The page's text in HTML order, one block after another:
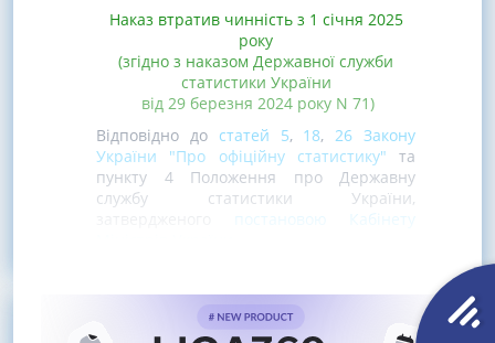
Наказ втратив чинність з 1 січня 2025
року
(згідно з наказом Державної служби
статистики України
від 29 березня 2024 року N 71)
Відповідно до статей 5, 18,26 Закону
України "Про офіційну статистику" та
пункту 4 Положення про Державну
службу статистики України,
постановою Кабінету